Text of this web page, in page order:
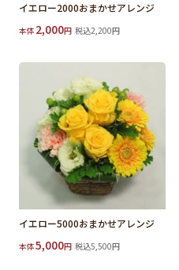
イエロー2000おまかせアレンジ
本体 2,000円 税込2,200円
イエロー5000おまかせアレンジ
本体5,000円 税込5,500円